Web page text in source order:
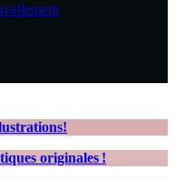
originales !